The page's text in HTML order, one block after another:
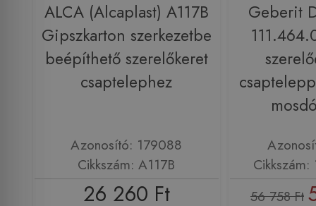
ALCA (Alcaplast) A117B
Gipszkarton szerkezetbe
beépíthető szerelőkeret
csaptelephez
Azonosító: 179088
Cikkszám: A117B
26 260 Ft
Geberit
56 758 Ft